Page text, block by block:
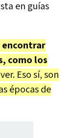
en guías
encontrar
como los
Eso sí, son
épocas de